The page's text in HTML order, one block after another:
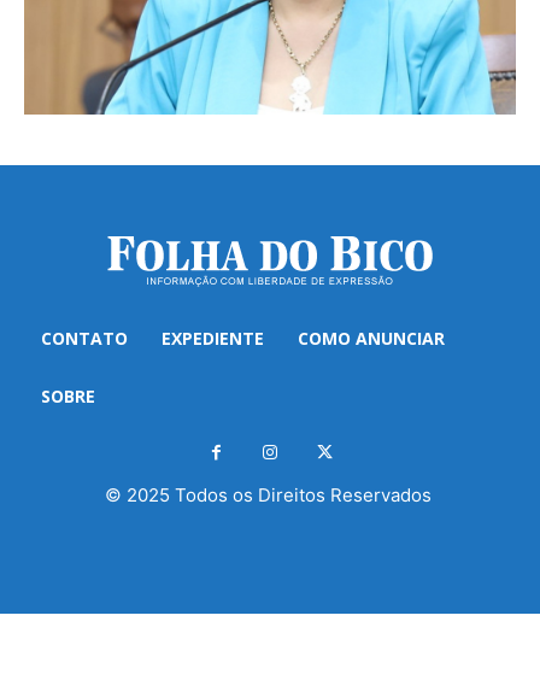
CONTATO EXPEDIENTE COMO ANUNCIAR
SOBRE
© 2025 Todos os Direitos Reservados